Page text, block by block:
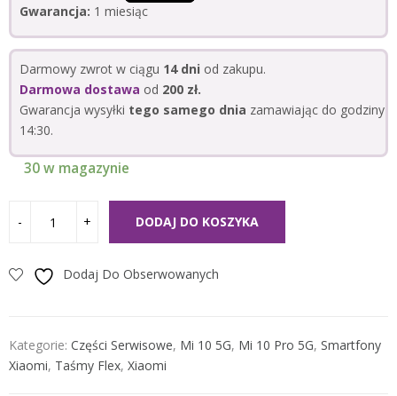
Gwarancja: 1 miesiąc
Darmowy zwrot w ciągu 14 dni od zakupu.
Darmowa dostawa od 200 zł.
Gwarancja wysyłki tego samego dnia zamawiając do godziny
14:30.
30 w magazynie
DODAJ DO KOSZYKA
Dodaj Do Obserwowanych
Kategorie: Części Serwisowe, Mi 10 5G, Mi 10 Pro 5G, Smartfony
Xiaomi, Taśmy Flex, Xiaomi